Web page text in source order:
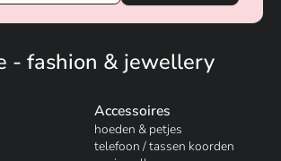
- fashion & jewellery
Accessoires
hoeden & petjes
telefoon / tassen koorden